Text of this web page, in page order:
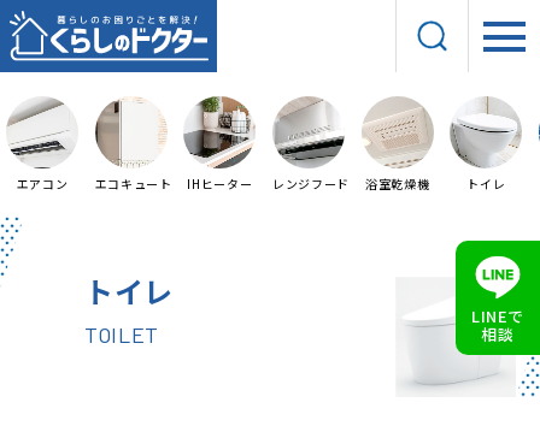
エアコン エコキュート IHヒーター レンジフード 浴室乾燥機 トイレ
トイレ
TOILET
LINEで
相談